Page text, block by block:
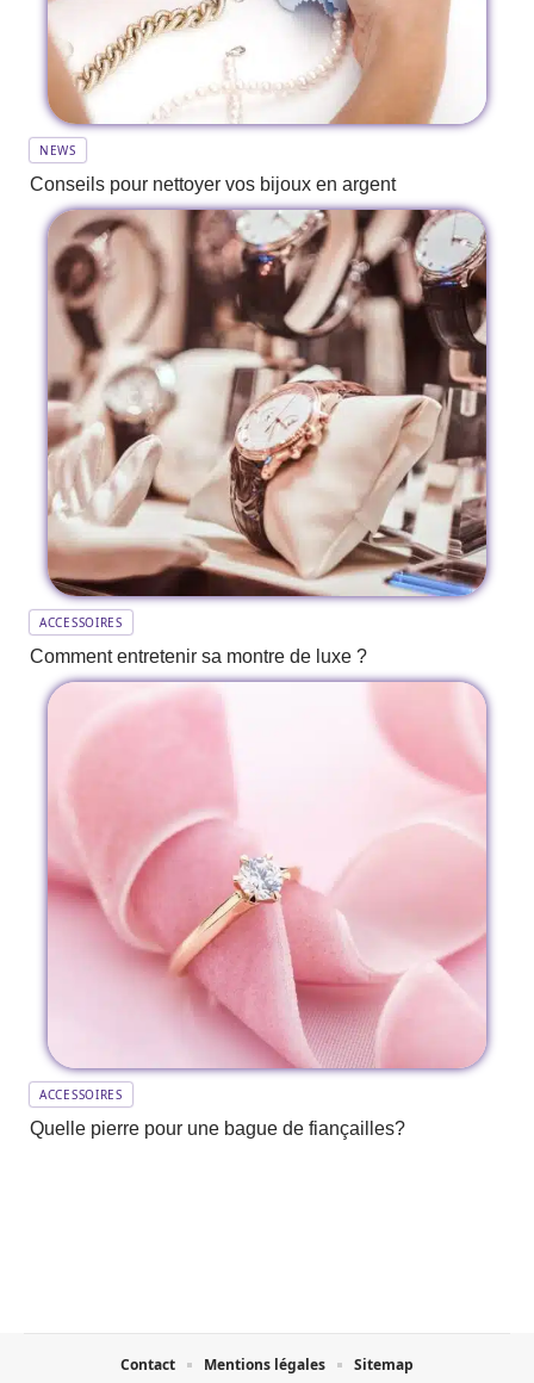
NEWS
Conseils pour nettoyer vos bijoux en argent
ACCESSOIRES
Comment entretenir sa montre de luxe ?
ACCESSOIRES
Quelle pierre pour une bague de fiançailles?
Contact Mentions légales Sitemap